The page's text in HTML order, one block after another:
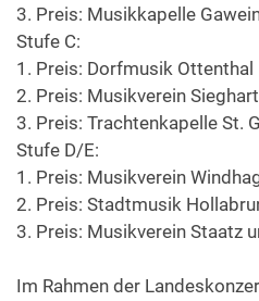
3. Preis: Musikkapelle
Stufe C:
1. Preis: Dorfmusik Ottenthal
2. Preis: Musikverein
3. Preis: Trachtenkapelle St.
Stufe D/E:
1. Preis: Musikverein
2. Preis: Stadtmusik
3. Preis: Musikverein Staatz
Im Rahmen der